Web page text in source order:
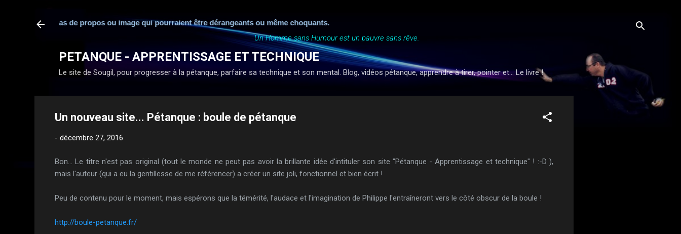
en cas de propos ou image qui pourraient être dérangeants ou même choquants.
Un Homme sans Humour est un pauvre sans rêve.
PETANQUE - APPRENTISSAGE ET TECHNIQUE
Le site de Sougil, pour progresser à la pétanque, parfaire sa technique et son mental. Blog, vidéos pétanque, apprendre à tirer, pointer et... Le livre !
Un nouveau site... Pétanque : boule de pétanque
- décembre 27, 2016
Bon... Le titre n'est pas original (tout le monde ne peut pas avoir la brillante idée d'intituler son site "Pétanque - Apprentissage et technique" ! :-D ),
mais l'auteur (qui a eu la gentillesse de me référencer) a créer un site joli, fonctionnel et bien écrit !
Peu de contenu pour le moment, mais espérons que la témérité, l'audace et l'imagination de Philippe l'entraîneront vers le côté obscur de la boule !
http://boule-petanque.fr/